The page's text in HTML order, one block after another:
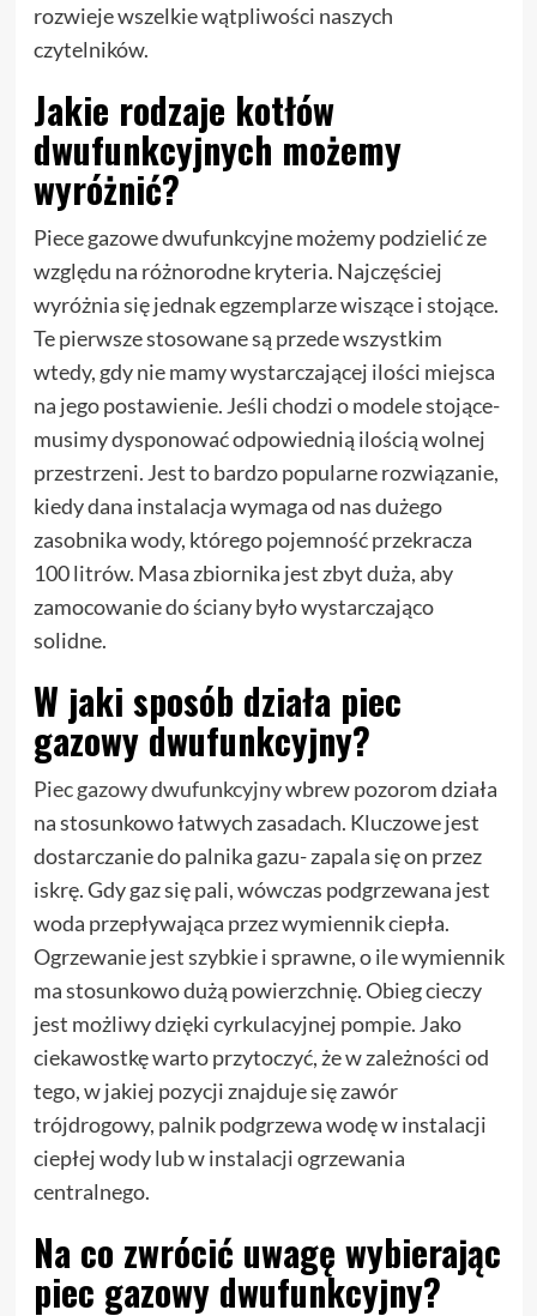
rozwieje wszelkie wątpliwości naszych
czytelników.
Jakie rodzaje kotłów
dwufunkcyjnych możemy
wyróżnić?
Piece gazowe dwufunkcyjne możemy podzielić ze
względu na różnorodne kryteria. Najczęściej
wyróżnia się jednak egzemplarze wiszące i stojące.
Te pierwsze stosowane są przede wszystkim
wtedy, gdy nie mamy wystarczającej ilości miejsca
na jego postawienie. Jeśli chodzi o modele stojące-
musimy dysponować odpowiednią ilością wolnej
przestrzeni. Jest to bardzo popularne rozwiązanie,
kiedy dana instalacja wymaga od nas dużego
zasobnika wody, którego pojemność przekracza
100 litrów. Masa zbiornika jest zbyt duża, aby
zamocowanie do ściany było wystarczająco
solidne.
W jaki sposób działa piec
gazowy dwufunkcyjny?
Piec gazowy dwufunkcyjnywbrew pozorom działa
na stosunkowo łatwych zasadach. Kluczowe jest
dostarczanie do palnika gazu- zapala się on przez
iskrę. Gdy gaz się pali, wówczas podgrzewana jest
woda przepływająca przez wymiennik ciepła.
Ogrzewanie jest szybkie i sprawne, o ile wymiennik
ma stosunkowo dużą powierzchnię. Obieg cieczy
jest możliwy dzięki cyrkulacyjnej pompie. Jako
ciekawostkę warto przytoczyć, że w zależności od
tego, w jakiej pozycji znajduje się zawór
trójdrogowy, palnik podgrzewa wodę w instalacji
ciepłej wody lub w instalacji ogrzewania
centralnego.
Na co zwrócić uwagę wybierając
piec gazowy dwufunkcyjny?